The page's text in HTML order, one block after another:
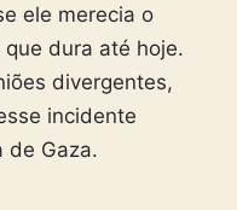
ele merecia o
dura até hoje.
divergentes,
incidente
de Gaza.